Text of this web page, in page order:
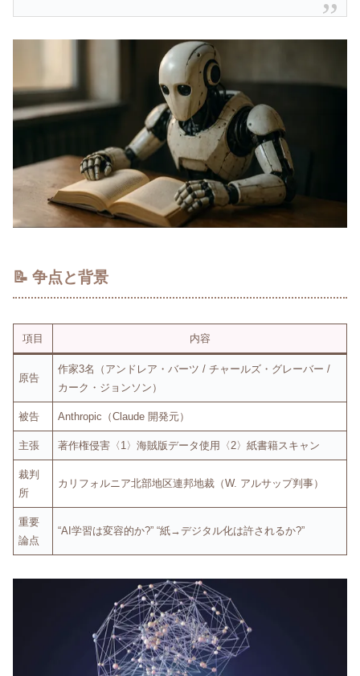
📝 争点と背景
項目 内容
原告
作家3名（アンドレア・バーツ / チャールズ・グレーバー /
カーク・ジョンソン）
被告 Anthropic（Claude 開発元）
主張 著作権侵害〈1〉海賊版データ使用〈2〉紙書籍スキャン
裁判
所
カリフォルニア北部地区連邦地裁（W. アルサップ判事）
重要
論点
“AI学習は変容的か?” “紙→デジタル化は許されるか?”